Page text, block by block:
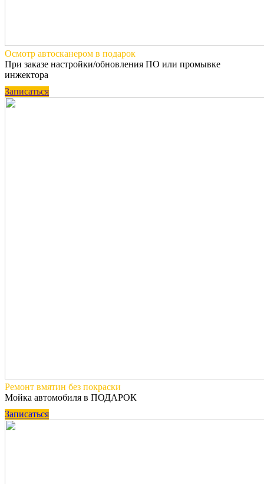
Осмотр автосканером в подарок
При заказе настройки/обновления ПО или промывке
инжектора
Записаться
Ремонт вмятин без покраски
Мойка автомобиля в ПОДАРОК
Записаться